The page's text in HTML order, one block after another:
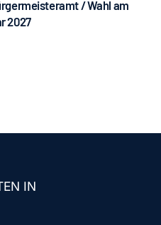
/ Wahl am
2027
IN